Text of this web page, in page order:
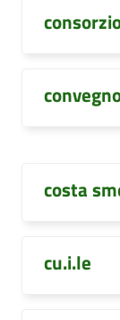
costa
cu.i.le